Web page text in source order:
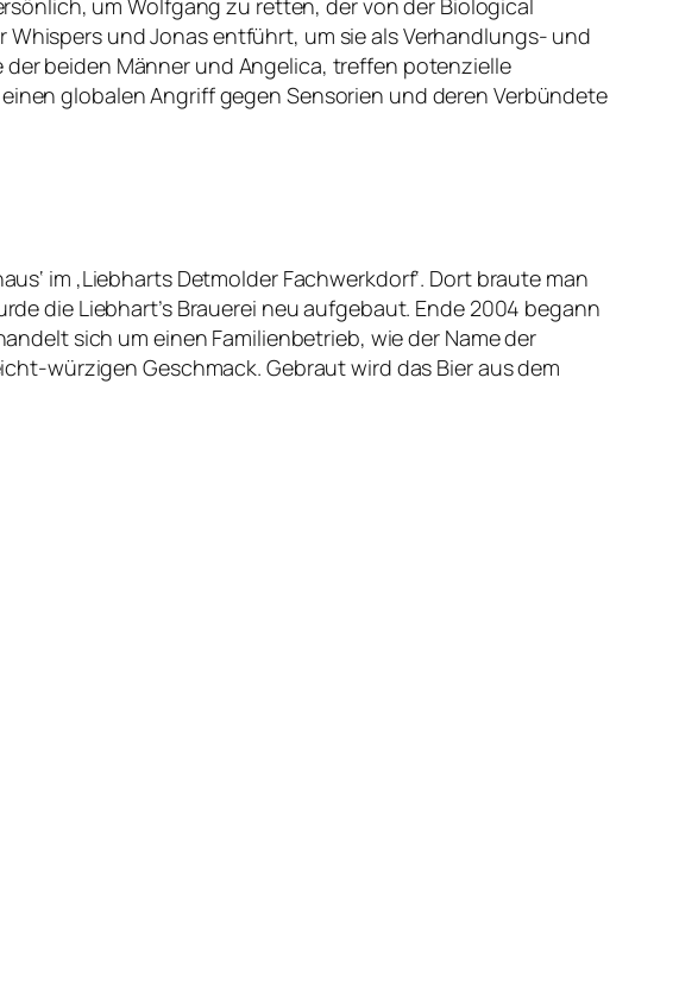
um Wolfgang zu retten, der von der Biological
und Jonas entführt, um sie als Verhandlungs- und
beiden Männer und Angelica, treffen potenzielle
globalen Angriff gegen Sensorien und deren Verbündete
im ‚Liebharts Detmolder Fachwerkdorf‘. Dort braute man
die Liebhart’s Brauerei neu aufgebaut. Ende 2004 begann
sich um einen Familienbetrieb, wie der Name der
würzigen Geschmack. Gebraut wird das Bier aus dem